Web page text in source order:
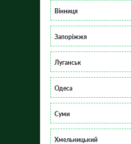
Вінниця
Запоріжжя
Луганськ
Одеса
Суми
Хмельницький